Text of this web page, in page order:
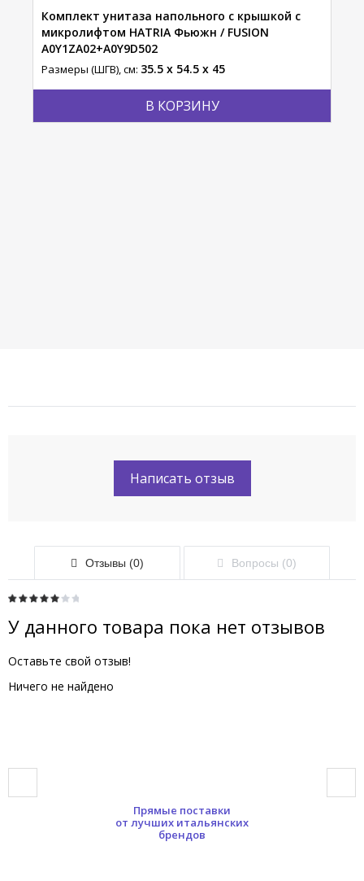
В КОРЗИНУ
Комплект унитаза напольного с крышкой с
микролифтом HATRIA Фьюжн / FUSION
A0Y1ZA02+A0Y9D502
Размеры (ШГВ), см: 35.5 x 54.5 x 45
Написать отзыв
Отзывы (0) Вопросы (0)
У данного товара пока нет отзывов
Оставьте свой отзыв!
Ничего не найдено
Прямые поставки
от лучших итальянских
брендов